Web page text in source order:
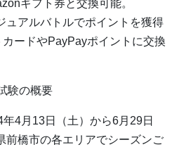
ギフト券と交換可能。
ュアルバトルでポイントを獲得
ードやPayPayポイントに交換
験の概要
4月13日（土）から6月29日
前橋市の各エリアでシーズンご